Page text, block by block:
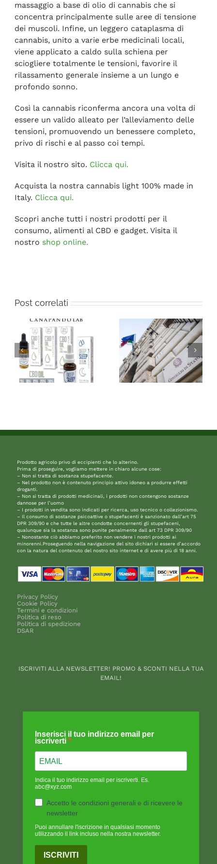
massaggio a base di olio di cannabis che si
concentra principalmente sulle aree di tensione
dei muscoli. Infine, un leggero cataplasma di
cannabis, unito a varie erbe medicinali locali,
viene applicato a caldo sulla schiena per
sciogliere totalmente le tensioni, favorire il
rilassamento generale insieme a un lungo e
profondo sonno.
Così la cannabis riconferma ancora una volta di
essere un valido alleato per l’alleviamento delle
tensioni, promuovendo un benessere completo,
privo di rischi e al passo coi tempi.
Visita il nostro sito. Clicca qui.
Acquista la nostra cannabis light 100% made in
Italy. Clicca qui.
Scopri anche tutti i nostri prodotti per il
consumo, alimenti al CBD e gadget. Visita il
nostro shop online.
Post correlati
Prodotto agricolo privo di eccipienti che lo alterino.
Prima di proseguire, vogliamo mettere in chiaro alcune cose:
– Non si tratta di sostanza stupefacente.
– Nel prodotto non è contenuto principio attivo idoneo a produrre effetti
droganti.
– Non si tratta di prodotti medicinali, i prodotti non contengono sostanze
dannose per l’uomo
– I prodotti in vendita sono indicati per ricerca, uso tecnico o collezionismo.
– Il consumo di sostanze psicoattive o stupefacenti è sanzionato dall’art 75
DPR 309/90 e che tutte le altre condotte concernenti gli stupefaceni,
qualunque sia la sostanza sono punite penalmente dall art 73 DPR 309/90
– Nonostante ciò abbiamo preferito non vendere i nostri prodotti ai
minorenni.Proseguendo nella navigazione del sito dichiari si essere d’accordo
con la natura del contenuto del nostro sito internet e di avere più di 18 anni.
Privacy Policy
Cookie Policy
Termini e condizioni
Politica di reso
Politica di spedizione
DSAR
ISCRIVITI ALLA NEWSLETTER! PROMO & SCONTI NELLA TUA
EMAIL!
Inserisci il tuo indirizzo email per
iscriverti
Indica il tuo indirizzo email per iscriverti. Es.
abc@xyz.com
Accetto le condizioni generali e di ricevere le
newsletter
Puoi annullare l'iscrizione in qualsiasi momento
utilizzando il link incluso nella nostra newsletter.
ISCRIVITI